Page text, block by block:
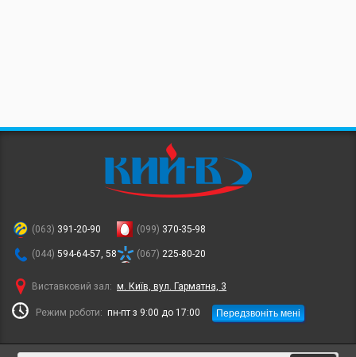
(063) 391-20-90
(044) 594-64-57, 58
(099) 370-35-98
(067) 225-80-20
Виставковий зал: м. Київ, вул. Гарматна, 3
Режим роботи: пн-пт з 9:00 до 17:00 Передзвоніть мені